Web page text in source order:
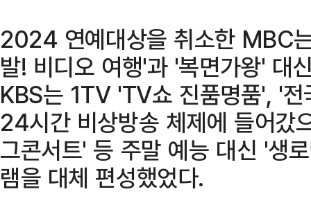
2024 연예대상을 취소한 MBC
발! 비디오 여행'과 '복면가왕' 대
KBS는 1TV 'TV쇼 진품명품', '
24시간 비상방송 체제에 들어
그콘서트' 등 주말 예능 대신 '생
램을 대체 편성했었다.